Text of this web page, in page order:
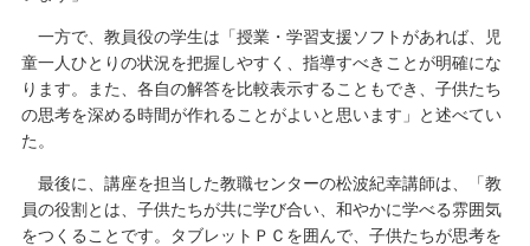
一方で、教員役の学生は「授業・学習支援ソフトがあれば、児
童一人ひとりの状況を把握しやすく、指導すべきことが明確にな
ります。また、各自の解答を比較表示することもでき、子供たち
の思考を深める時間が作れることがよいと思います」と述べてい
た。
最後に、講座を担当した教職センターの松波紀幸講師は、「教
員の役割とは、子供たちが共に学び合い、和やかに学べる雰囲気
をつくることです。タブレットＰＣを囲んで、子供たちが思考を